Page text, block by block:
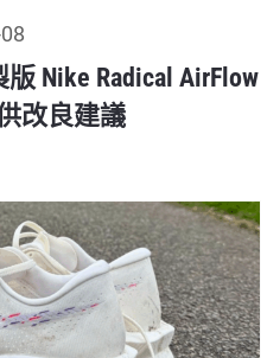
Nike Radical AirFlow
改良建議